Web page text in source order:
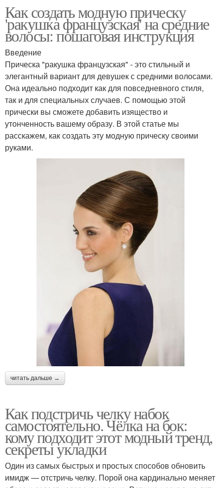
Как создать модную прическу
'ракушка французская' на средние
волосы: пошаговая инструкция
Введение
Прическа "ракушка французская" - это стильный и
элегантный вариант для девушек с средними волосами.
Она идеально подходит как для повседневного стиля,
так и для специальных случаев. С помощью этой
прически вы сможете добавить изящество и
утонченность вашему образу. В этой статье мы
расскажем, как создать эту модную прическу своими
руками.
читать дальше →
Как подстричь челку набок
самостоятельно. Чёлка на бок:
кому подходит этот модный тренд,
секреты укладки
Один из самых быстрых и простых способов обновить
имидж — отстричь челку. Порой она кардинально меняет